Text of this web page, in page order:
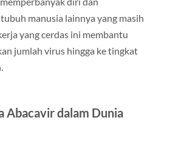
manusia lainnya yang masih
yang cerdas ini membantu
jumlah virus hingga ke tingkat
Abacavir dalam Dunia